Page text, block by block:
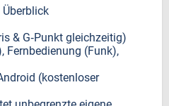
Überblick
& G‑Punkt gleichzeitig)
Fernbedienung (Funk),
(kostenloser